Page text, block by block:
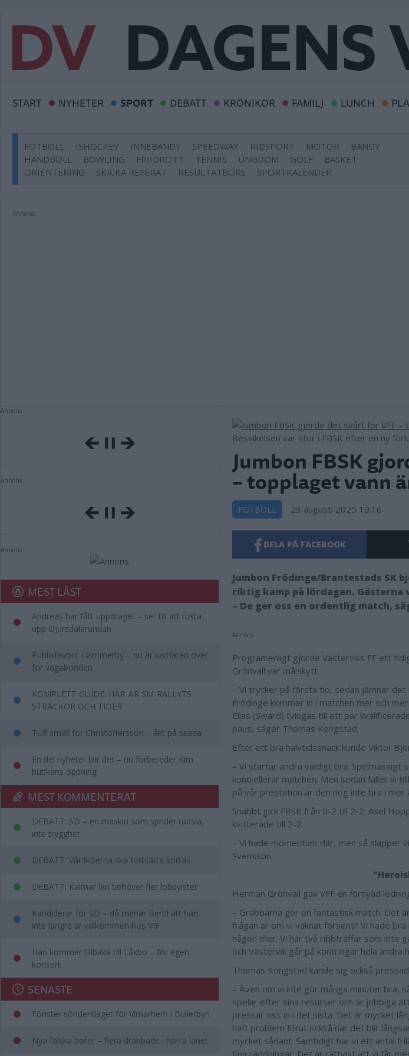
START NYHETER SPORT DEBATT KRÖNIKOR FAMILJ LUNCH
FOTBOLL ISHOCKEY INNEBANDY SPEEDWAY RIDSPORT MOTOR
BANDY
HANDBOLL
BOWLING FRIIDROTT TENNIS UNGDOM GOLF
BASKET
ORIENTERING
SKICKA REFERAT RESULTATBÖRS SPORTKALENDER
Annons:
Annons:
Annons:
Annons:
MEST LÄST
Andreas har fått uppdraget – ser till att rusta
upp Djursdalarundan
Publikfavorit i Vimmerby – nu är karriären över
för vagabonden
KOMPLETT GUIDE: HÄR ÄR SM-RALLYTS
STRÄCKOR OCH TIDER
Tuff smäll för Christoffersson – åkt på skada
En del nyheter blir det – nu förbereder Kim
butikens öppning
MEST KOMMENTERAT
DEBATT: SD – en maskin som sprider rädsla,
inte trygghet
DEBATT: Vårdköerna ska fortsätta kortas
DEBATT: Kalmar län behöver fler lobbyister
Kandiderar för SD – då menar Bertil att han
inte längre är välkommen hos VIF
Han kommer tillbaka till Låxbo – för egen
konsert
SENASTE
Fönster sönderslaget för Vimarhem i Bullerbyn
Nya falska böter – flera drabbade i norra länet
Besvikelsen var stor i FBSK efter en ny
Jumbon FBSK
– topplaget vann
FOTBOLL 23 augusti 2025 19.16
DELA PÅ FACEBOOK
Jumbon Frödinge/Brantestads SK
riktig kamp på lördagen. Gästerna
– De ger oss en ordentlig match,
Annons:
Programenligt gjorde Västerviks FF ett
Grönvall var målskytt.
– Vi trycker på första tio, sedan jämnar
Frödinge kommer in i matchen mer och
Elias (Swärd) tvingas till ett par
paus, säger Thomas Kongstad.
Efter ett bra halvtidssnack kunde Viktor
– Vi startar andra väldigt bra. Spelmässigt
kontrollerar matchen. Men sedan faller vi
på vår prestation är den nog inte bra i mer
Snabbt gick FBSK från 0-2 till 2-2. Axel
kvitterade till 2-2.
– Vi hade momentum där, men så släpper
Svensson.
Herman Grönvall gav VFF en förnyad
– Grabbarna gör en fantastisk match. Det
frågan är om vi vaknat försent? Vi hade
någon mer. Vi har två ribbträffar som inte
och Västervik går på kontringar hela andra
Thomas Kongstad kände sig också
– Även om vi inte gör många minuter bra,
spelar efter sina resurser och är jobbiga
pressar oss in i det sista. Det är mycket
haft problem förut också när det blir
mycket sådant. Samtidigt har vi ett antal
fina räddningar. Det är rättvist att vi får